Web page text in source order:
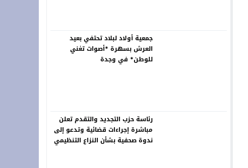
جمعية أولاد لبلاد تحتفي بعيد
العرش بسهرة *أصوات تغني
للوطن* في وجدة
رئاسة حزب التجديد والتقدم تعلن
مباشرة إجراءات قضائية وتدعو إلى
ندوة صحفية بشأن النزاع التنظيمي